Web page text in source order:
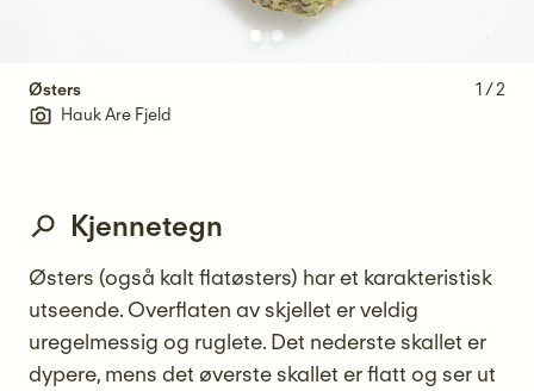
Østers
Hauk Are Fjeld
1 /2
Kjennetegn
Østers (også kalt flatøsters) har et karakteristisk
utseende. Overflaten av skjellet er veldig
uregelmessig og ruglete. Det nederste skallet er
dypere, mens det øverste skallet er flatt og ser ut